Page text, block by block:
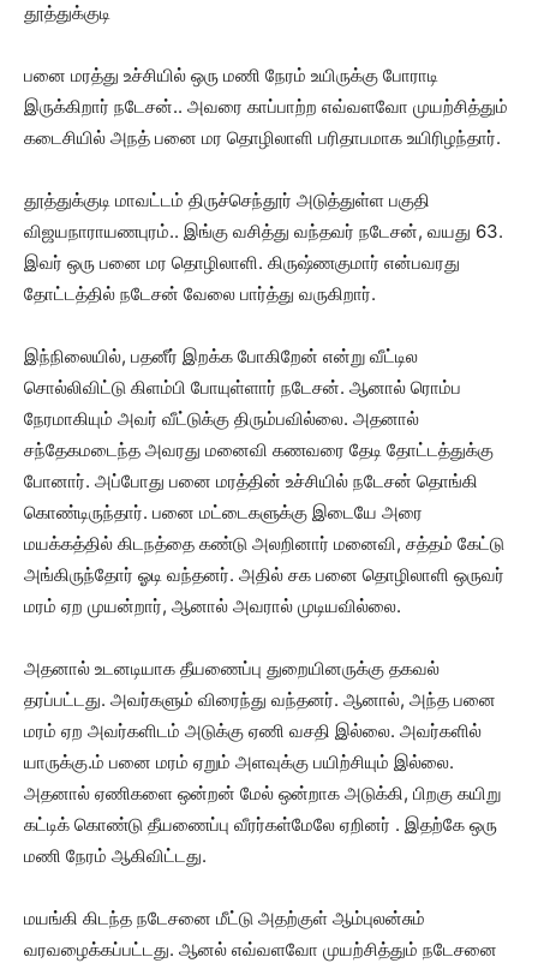
தூத்துக்குடி
பனை மரத்து உச்சியில் ஒரு மணி நேரம் உயிருக்கு போராடி
இருக்கிறார் நடேசன்.. அவரை காப்பாற்ற எவ்வளவோ முயற்சித்தும்
கடைசியில் அநத் பனை மர தொழிலாளி பரிதாபமாக உயிரிழந்தார்.
தூத்துக்குடி மாவட்டம் திருச்செந்தூர் அடுத்துள்ள பகுதி
விஜயநாராயணபுரம்.. இங்கு வசித்து வந்தவர் நடேசன், வயது 63.
இவர் ஒரு பனை மர தொழிலாளி. கிருஷ்ணகுமார் என்பவரது
தோட்டத்தில் நடேசன் வேலை பார்த்து வருகிறார்.
இந்நிலையில், பதனீர் இறக்க போகிறேன் என்று வீட்டில
சொல்லிவிட்டு கிளம்பி போயுள்ளார் நடேசன். ஆனால் ரொம்ப
நேரமாகியும் அவர் வீட்டுக்கு திரும்பவில்லை. அதனால்
சந்தேகமடைந்த அவரது மனைவி கணவரை தேடி தோட்டத்துக்கு
போனார். அப்போது பனை மரத்தின் உச்சியில் நடேசன் தொங்கி
கொண்டிருந்தார். பனை மட்டைகளுக்கு இடையே அரை
மயக்கத்தில் கிடநத்தை கண்டு அலறினார் மனைவி, சத்தம் கேட்டு
அங்கிருந்தோர் ஓடி வந்தனர். அதில் சக பனை தொழிலாளி ஒருவர்
மரம் ஏற முயன்றார், ஆனால் அவரால் முடியவில்லை.
அதனால் உடனடியாக தீயணைப்பு துறையினருக்கு தகவல்
தரப்பட்டது. அவர்களும் விரைந்து வந்தனர். ஆனால், அந்த பனை
மரம் ஏற அவர்களிடம் அடுக்கு ஏணி வசதி இல்லை. அவர்களில்
யாருக்கு.ம் பனை மரம் ஏறும் அளவுக்கு பயிற்சியும் இல்லை.
அதனால் ஏணிகளை ஒன்றன் மேல் ஒன்றாக அடுக்கி, பிறகு கயிறு
கட்டிக் கொண்டு தீயணைப்பு வீரர்கள்மேலே ஏறினர் . இதற்கே ஒரு
மணி நேரம் ஆகிவிட்டது.
மயங்கி கிடந்த நடேசனை மீட்டு அதற்குள் ஆம்புலன்சும்
வரவழைக்கப்பட்டது. ஆனல் எவ்வளவோ முயற்சித்தும் நடேசனை